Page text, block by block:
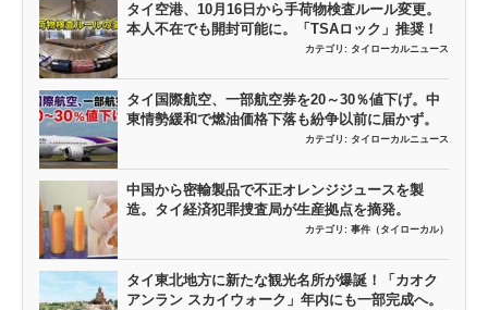
タイ空港、10月16日から手荷物検査ルール変更。
本人不在でも開封可能に。「TSAロック」推奨！
カテゴリ: タイローカルニュース
タイ国際航空、一部航空券を20～30％値下げ。中
東情勢緩和で燃油価格下落も紛争以前に届かず。
カテゴリ: タイローカルニュース
中国から密輸製品で不正オレンジジュースを製
造。タイ経済犯罪捜査局が生産拠点を摘発。
カテゴリ: 事件（タイローカル）
タイ東北地方に新たな観光名所が爆誕！「カオク
アンラン スカイウォーク」年内にも一部完成へ。